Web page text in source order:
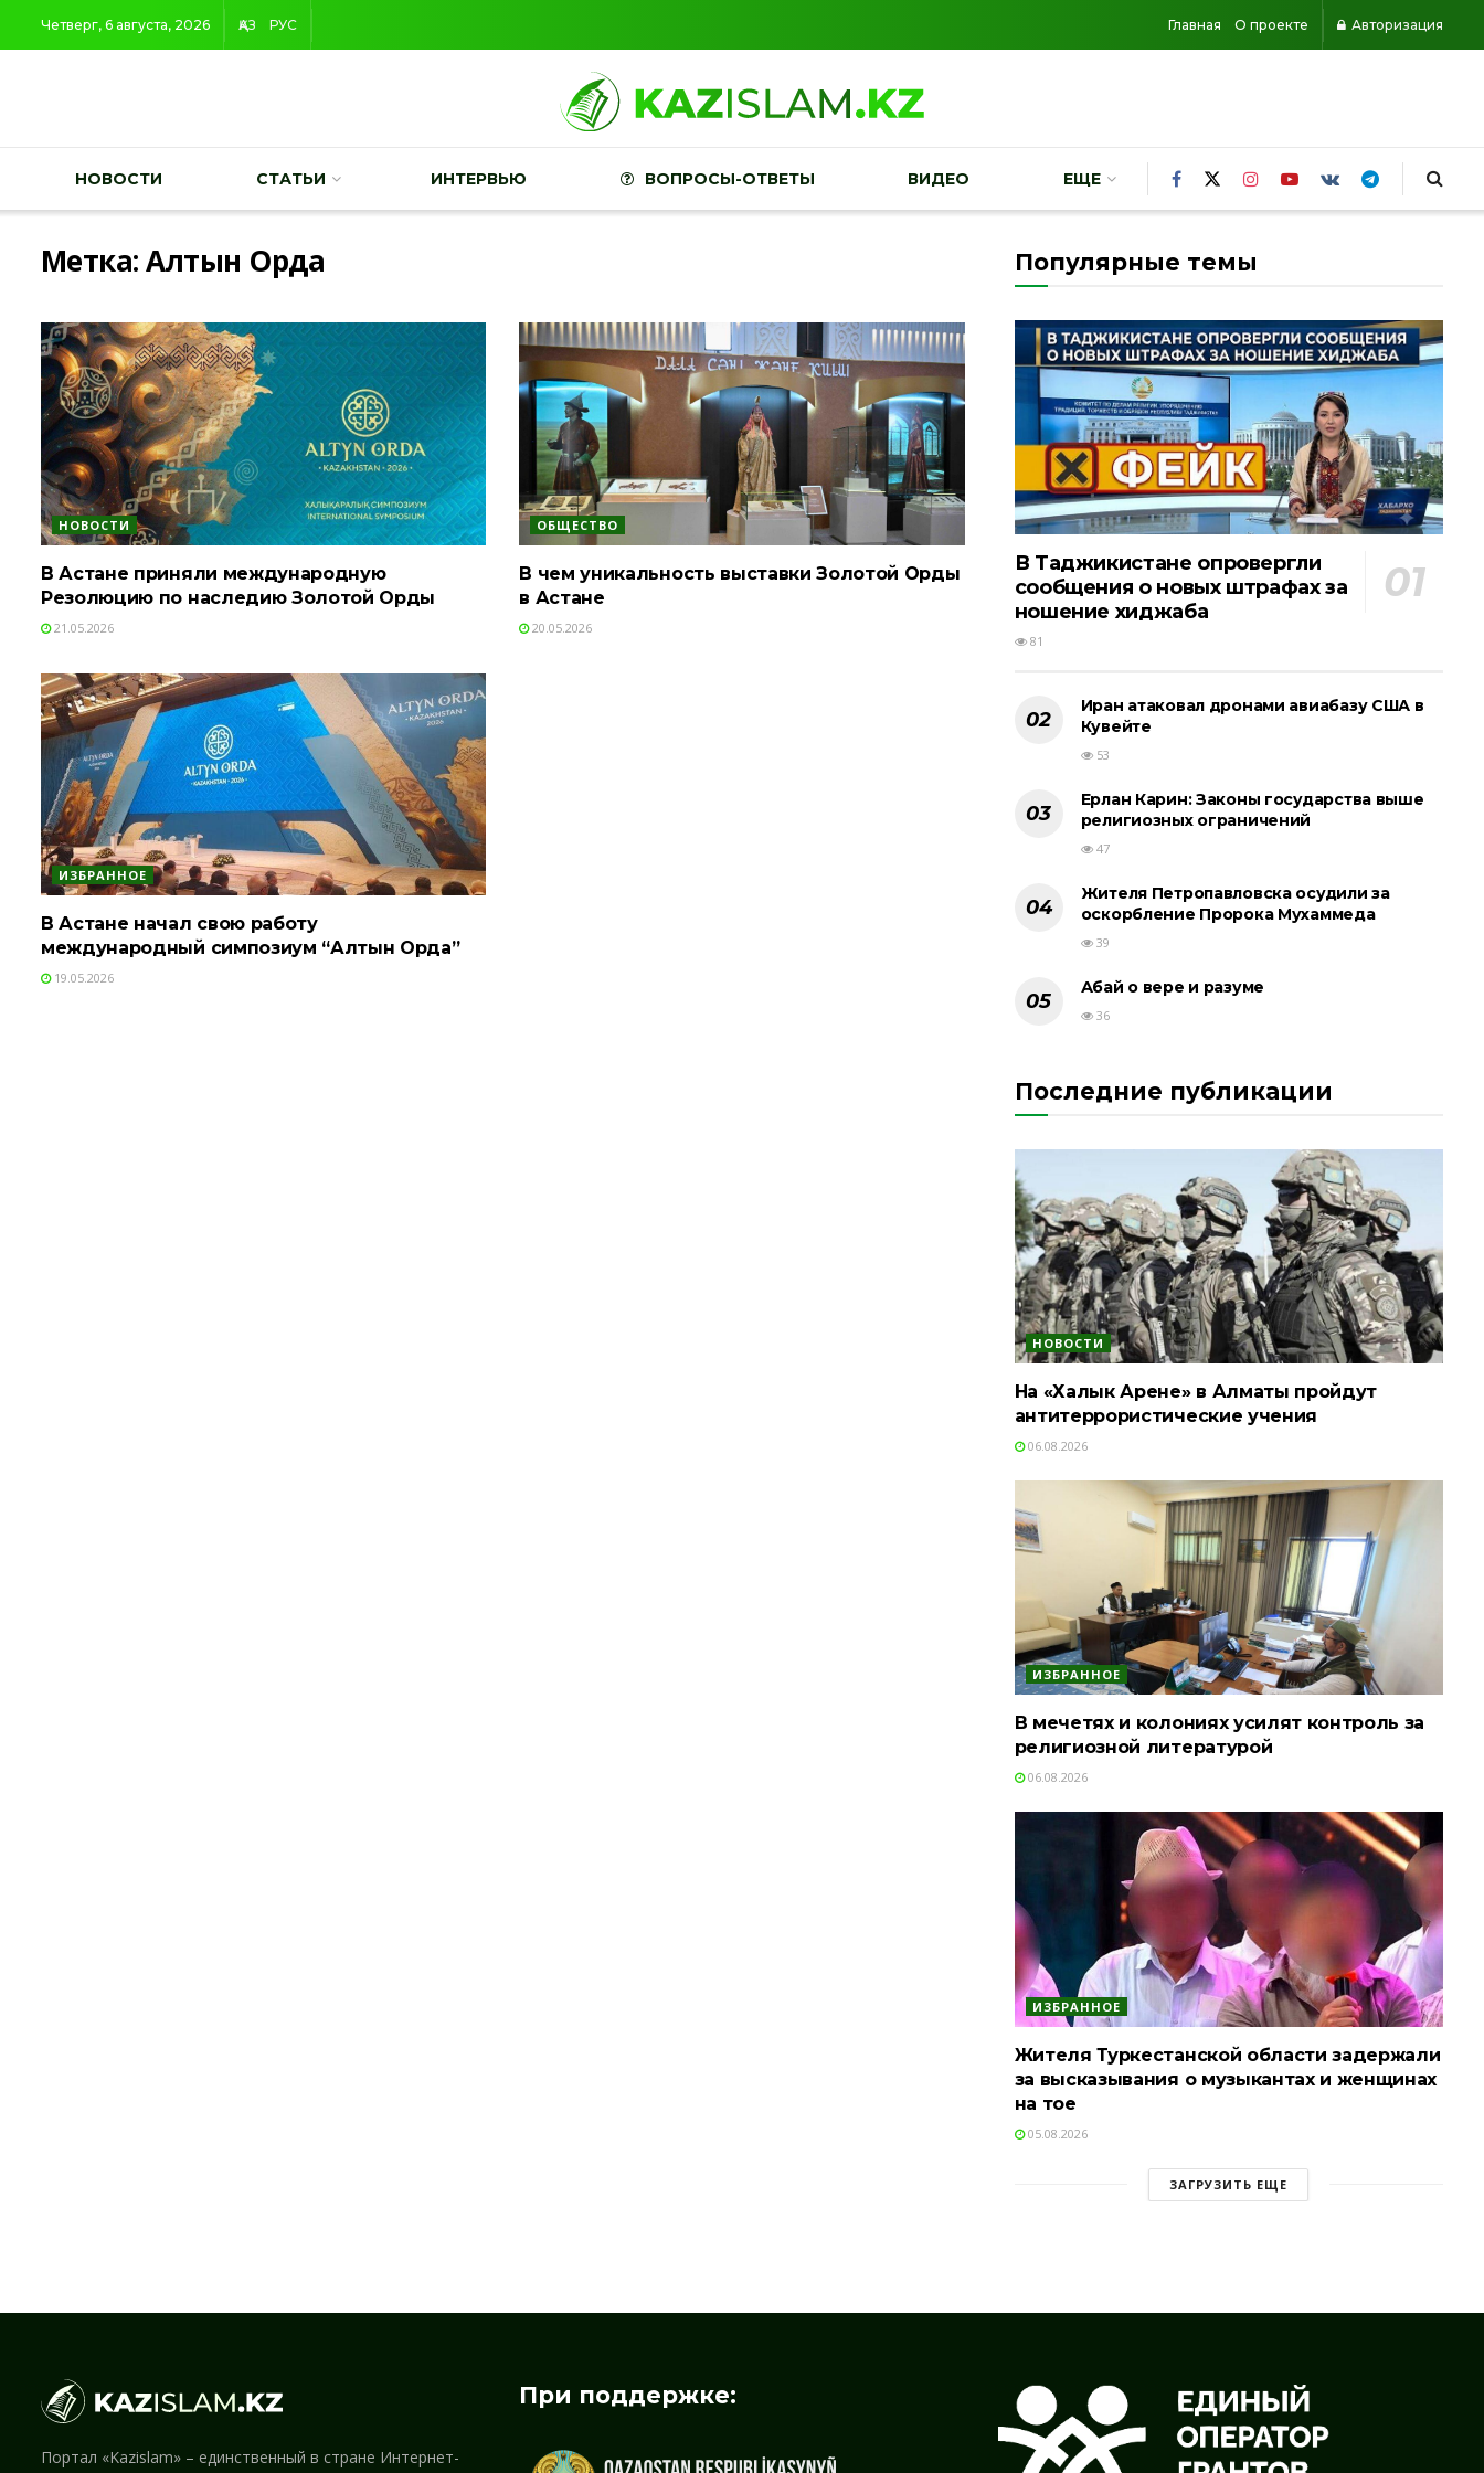
Четверг, 6 августа, 2026 ҚАЗ РУС Главная О проекте Авторизация
НОВОСТИ СТАТЬИ ИНТЕРВЬЮ ВОПРОСЫ-ОТВЕТЫ ВИДЕО ЕЩЕ
Метка:Алтын Орда
НОВОСТИ
В Астане приняли международную
Резолюцию по наследию Золотой Орды
21.05.2026
ОБЩЕСТВО
В чем уникальность выставки Золотой Орды
в Астане
20.05.2026
ИЗБРАННОЕ
В Астане начал свою работу
международный симпозиум “Алтын Орда”
19.05.2026
Популярные темы
В Таджикистане опровергли
сообщения о новых штрафах за
ношение хиджаба
81
Иран атаковал дронами авиабазу США в
Кувейте
53
Ерлан Карин: Законы государства выше
религиозных ограничений
47
Жителя Петропавловска осудили за
оскорбление Пророка Мухаммеда
39
Абай о вере и разуме
36
Последние публикации
НОВОСТИ
На «Халык Арене» в Алматы пройдут
антитеррористические учения
06.08.2026
ИЗБРАННОЕ
В мечетях и колониях усилят контроль за
религиозной литературой
06.08.2026
ИЗБРАННОЕ
Жителя Туркестанской области задержали
за высказывания о музыкантах и женщинах
на тое
05.08.2026
ЗАГРУЗИТЬ ЕЩЕ
Портал «Kazislam» – единственный в стране Интернет-
При поддержке: